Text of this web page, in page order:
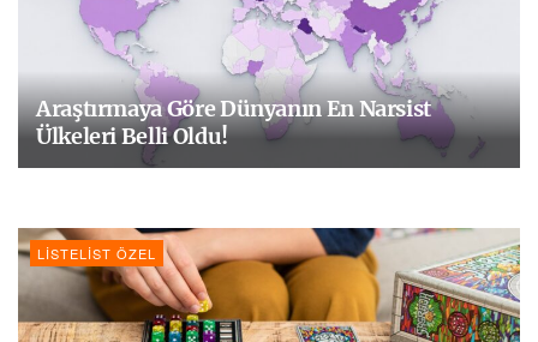
Araştırmaya Göre Dünyanın En Narsist
Ülkeleri Belli Oldu!
LISTELIST ÖZEL